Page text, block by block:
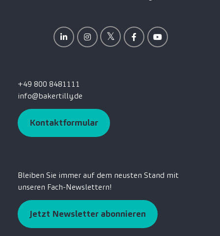
+49 800 8481111
info@bakertilly.de
Kontaktformular
Bleiben Sie immer auf dem neusten Stand mit
unseren Fach-Newslettern!
Jetzt Newsletter abonnieren